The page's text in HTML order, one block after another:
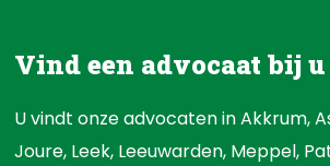
Vind een advocaat bij
U vindt onze advocaten in Akkrum,
Joure, Leek, Leeuwarden, Meppel,